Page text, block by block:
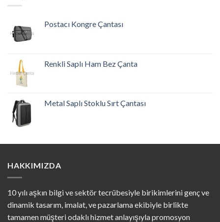
Postacı Kongre Çantası
Renkli Saplı Ham Bez Çanta
Metal Saplı Stoklu Sırt Çantası
HAKKIMIZDA
10 yılı aşkın bilgi ve sektör tecrübesiyle birikimlerini genç ve
dinamik tasarım, imalat, ve pazarlama ekibiyle birlikte
tamamen müşteri odaklı hizmet anlayışıyla promosyon